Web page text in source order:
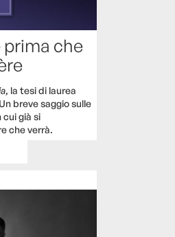
prima che
, la tesi di laurea
breve saggio sulle
già si
che verrà.